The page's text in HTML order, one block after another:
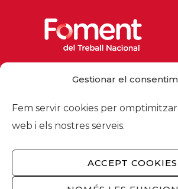
Gestionar el
Fem servir cookies per
web i els nostres serveis.
ACCEPT COOKIES
foment@foment.com
© 2026 - Foment del Treball
Nosaltres